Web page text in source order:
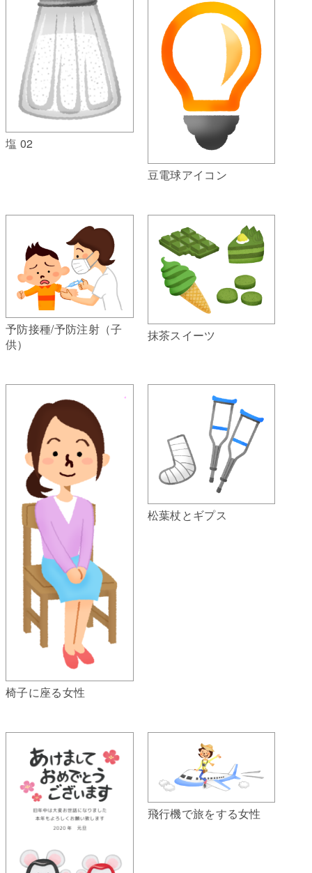
塩 02
豆電球アイコン
予防接種/予防注射（子
供）
抹茶スイーツ
椅子に座る女性
松葉杖とギプス
飛行機で旅をする女性